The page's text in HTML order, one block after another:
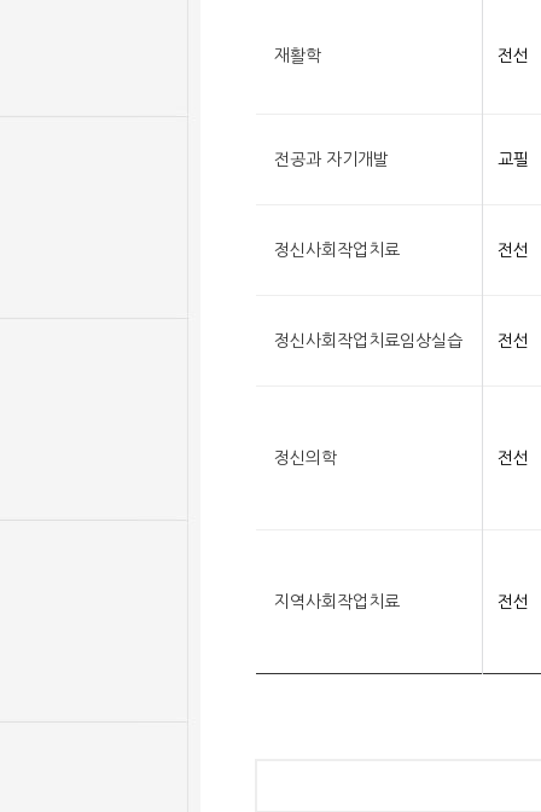
재활학 전선
전공과 자기개발 교필
정신사회작업치료 전선
정신사회작업치료임상실습 전선
정신의학 전선
지역사회작업치료 전선